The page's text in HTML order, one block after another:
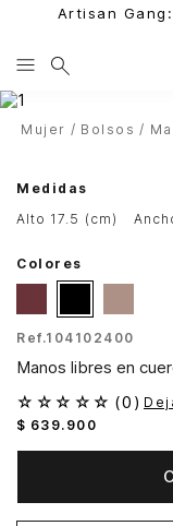
Artisan
Mujer Bolsos
Medidas
alto 17.5 (cm)
Colores
Ref.104102400
Manos libres en
☆ ☆ ☆ ☆ ☆ (0 )
$ 639. 900